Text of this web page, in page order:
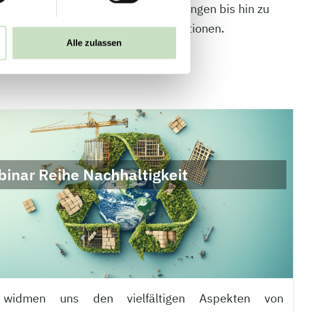
Alle zulassen
über Netzwerkveranstaltungen bis hin zu
Termine und wichtigen Informationen.
Reihe Nachhaltigkeit
uns den vielfältigen Aspekten von